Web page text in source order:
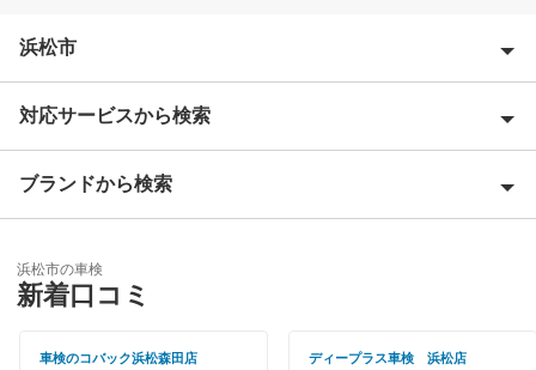
浜松市
浜松市中央区
浜松市天竜区
対応サービスから検索
Award 受賞店
特典あり
ブランドから検索
「車検の速太郎」
アップル車検
浜松市の車検
新着口コミ
車検のコバック浜松森田店 ディープラス車検 浜松店